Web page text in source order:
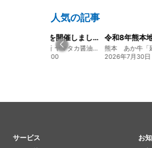
人気の記事
経営方針説明会を開催しました
130年の伝統と革新 ヤマタカ醤油ファンド
2026年8月4日 20:00
2026年7月30日
サービス お